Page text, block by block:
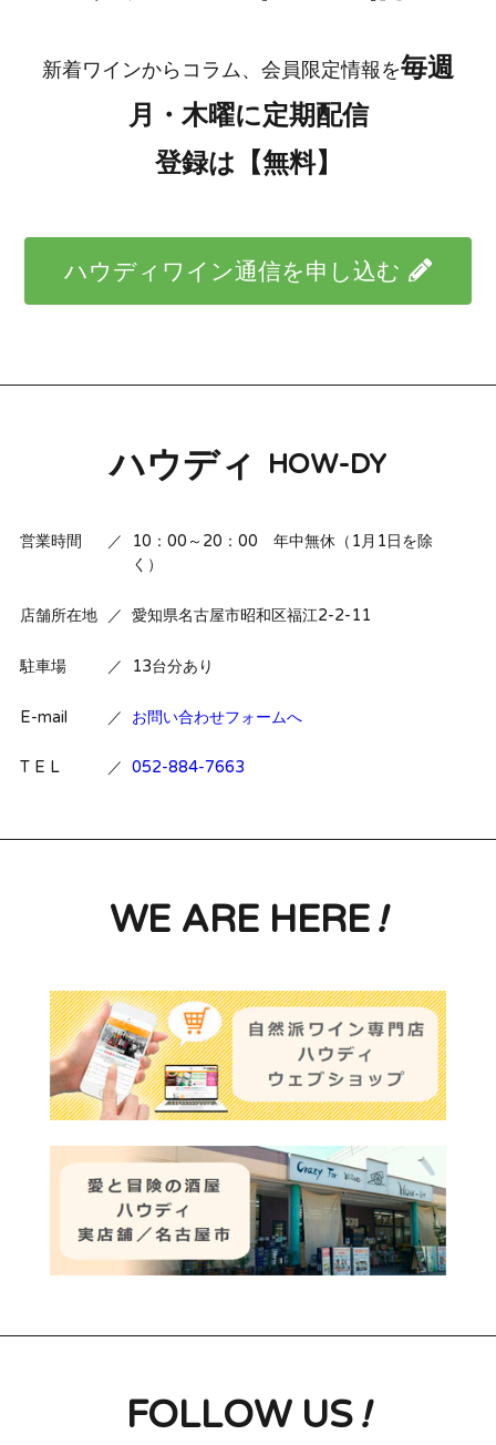
新着ワインからコラム、会員限定情報を毎週
月・木曜に定期配信
登録は【無料】
ハウディワイン通信を申し込む
ハウディ HOW-DY
営業時間 ／
10：00～20：00 年中無休（1月1日を除
く）
店舗所在地 ／ 愛知県名古屋市昭和区福江2-2-11
駐車場 ／ 13台分あり
E-mail ／ お問い合わせフォームへ
T E L ／ 052-884-7663
WE ARE HERE!
FOLLOW US !